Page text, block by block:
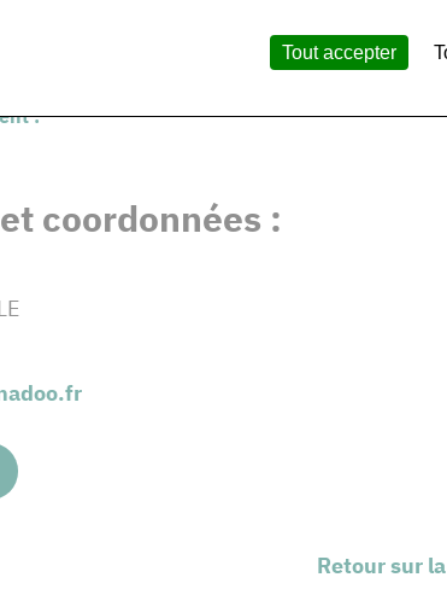
menthe de
sur
sur réservation (minimum 20
:
coordonnées :
Retour sur
Tout accepter